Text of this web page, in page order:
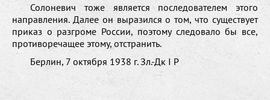
Солоневич тоже является последователем этого
направления. Далее он выразился о том, что существует
приказ о разгроме России, поэтому следовало бы все,
противоречащее этому, отстранить.
Берлин, 7 октября 1938 г. Зл.-Дк І Р